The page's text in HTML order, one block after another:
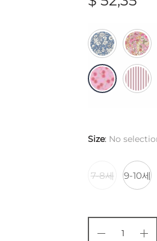
Size: No
7-8세 9-10세